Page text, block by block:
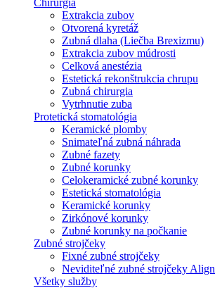
Extrakcia zubov
Otvorená kyretáž
Zubná dlaha (Liečba Brexizmu)
Extrakcia zubov múdrosti
Celková anestézia
Estetická rekonštrukcia chrupu
Zubná chirurgia
Vytrhnutie zuba
Protetická stomatológia
Keramické plomby
Snimateľná zubná náhrada
Zubné fazety
Zubné korunky
Celokeramické zubné korunky
Estetická stomatológia
Keramické korunky
Zirkónové korunky
Zubné korunky na počkanie
Zubné strojčeky
Fixné zubné strojčeky
Neviditeľné zubné strojčeky Align
Všetky služby